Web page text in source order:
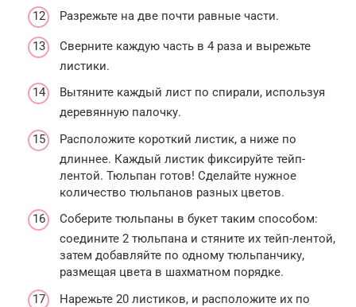
Разрежьте на две почти равные части.
Сверните каждую часть в 4 раза и вырежьте
листики.
Вытяните каждый лист по спирали, используя
деревянную палочку.
Расположите короткий листик, а ниже по
длиннее. Каждый листик фиксируйте тейп-
лентой. Тюльпан готов! Сделайте нужное
количество тюльпанов разных цветов.
Соберите тюльпаны в букет таким способом:
соедините 2 тюльпана и стяните их тейп-лентой,
затем добавляйте по одному тюльпанчику,
размещая цвета в шахматном порядке.
Нарежьте 20 листиков, и расположите их по